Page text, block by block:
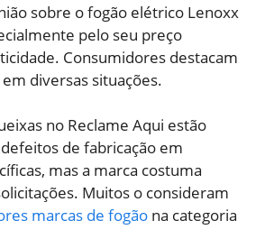
sobre o fogão elétrico Lenoxx
pelo seu preço
Consumidores destacam
em diversas situações.
no Reclame Aqui estão
de fabricação em
mas a marca costuma
Muitos o consideram
marcas de fogão na categoria